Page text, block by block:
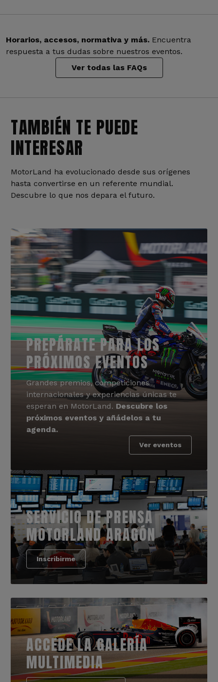
Horarios, accesos, normativa y más. Encuentra
respuesta a tus dudas sobre nuestros eventos.
Ver todas las FAQs
TAMBIÉN TE PUEDE
INTERESAR
MotorLand ha evolucionado desde sus orígenes
hasta convertirse en un referente mundial.
Descubre lo que nos depara el futuro.
PREPÁRATE PARA LOS
PRÓXIMOS EVENTOS
Grandes premios, competiciones
internacionales y experiencias únicas te
esperan en MotorLand. Descubre los
próximos eventos y añádelos a tu
agenda.
Ver eventos
SERVICIO DE PRENSA
MOTORLAND ARAGÓN
Inscribirme
ACCEDE LA GALERÍA
MULTIMEDIA